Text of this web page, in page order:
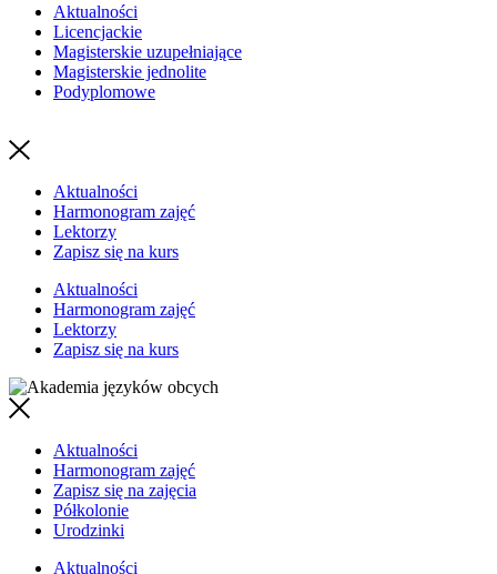
Aktualności
Licencjackie
Magisterskie uzupełniające
Magisterskie jednolite
Podyplomowe
Aktualności
Harmonogram zajęć
Lektorzy
Zapisz się na kurs
Aktualności
Harmonogram zajęć
Lektorzy
Zapisz się na kurs
Aktualności
Harmonogram zajęć
Zapisz się na zajęcia
Półkolonie
Urodzinki
Aktualności